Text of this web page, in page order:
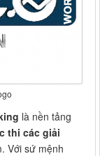
là nền tảng
thi các giải
Với sứ mệnh